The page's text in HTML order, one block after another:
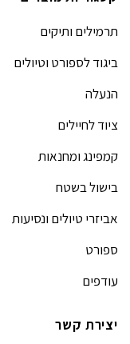
תרמילים ותיקים
ביגוד לספורט וטיולים
הנעלה
ציוד לחיילים
קמפינג ומחנאות
בישול בשטח
אביזרי טיולים ונסיעות
ספורט
עודפים
יצירת קשר